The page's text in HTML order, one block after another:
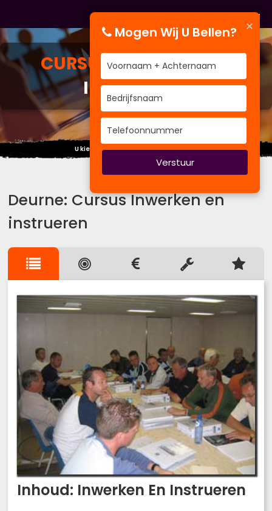
CURSUSINWERKEN EN
INSTRUEREN
U kiest BVenT als u scherp wilt trainen
Deurne: Cursus Inwerken en
instrueren
Inhoud: Inwerken En Instrueren
×
Mogen Wij U Bellen?
Verstuur